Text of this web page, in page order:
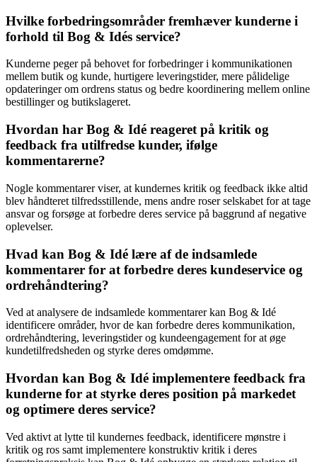
Hvilke forbedringsområder fremhæver kunderne i
forhold til Bog & Idés service?
Kunderne peger på behovet for forbedringer i kommunikationen
mellem butik og kunde, hurtigere leveringstider, mere pålidelige
opdateringer om ordrens status og bedre koordinering mellem online
bestillinger og butikslageret.
Hvordan har Bog & Idé reageret på kritik og
feedback fra utilfredse kunder, ifølge
kommentarerne?
Nogle kommentarer viser, at kundernes kritik og feedback ikke altid
blev håndteret tilfredsstillende, mens andre roser selskabet for at tage
ansvar og forsøge at forbedre deres service på baggrund af negative
oplevelser.
Hvad kan Bog & Idé lære af de indsamlede
kommentarer for at forbedre deres kundeservice og
ordrehåndtering?
Ved at analysere de indsamlede kommentarer kan Bog & Idé
identificere områder, hvor de kan forbedre deres kommunikation,
ordrehåndtering, leveringstider og kundeengagement for at øge
kundetilfredsheden og styrke deres omdømme.
Hvordan kan Bog & Idé implementere feedback fra
kunderne for at styrke deres position på markedet
og optimere deres service?
Ved aktivt at lytte til kundernes feedback, identificere mønstre i
kritik og ros samt implementere konstruktiv kritik i deres